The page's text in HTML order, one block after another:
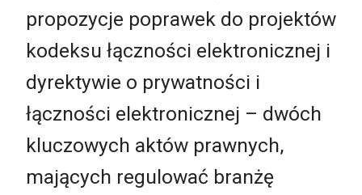
propozycje poprawek do projektów
kodeksu łączności elektronicznej i
dyrektywie o prywatności i
łączności elektronicznej – dwóch
kluczowych aktów prawnych,
mających regulować branżę